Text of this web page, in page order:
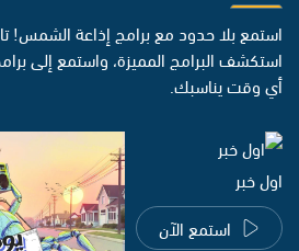
استمع بلا حدود مع برامج إذاعة الشمس!
استكشف البرامج المميزة، واستمع إلى
أي وقت يناسبك.
اول خبر
استمع الآن